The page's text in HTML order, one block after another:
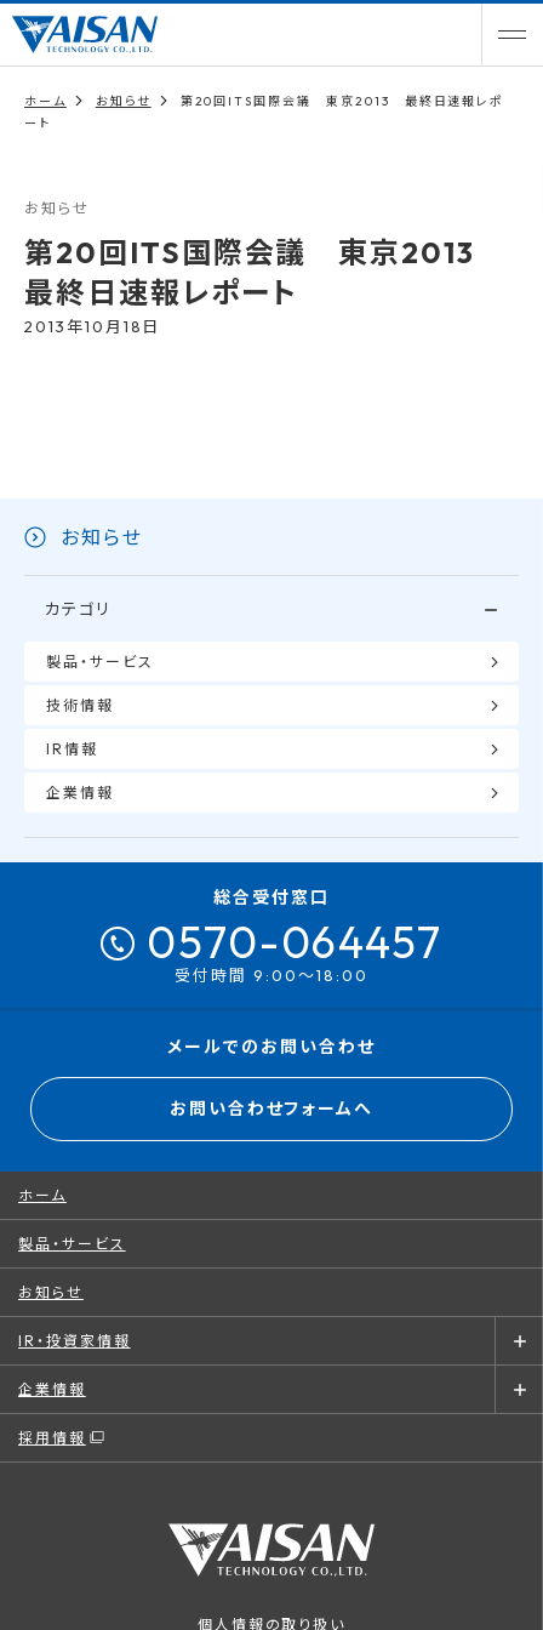
ホーム お知らせ
第20回ITS国際会議 東京2013 最終日速報レポ
ート
お知らせ
第20回ITS国際会議 東京2013
最終日速報レポート
2013年10月18日
お知らせ
カテゴリ
製品・サービス
技術情報
IR情報
企業情報
総合受付窓口
0570-064457
受付時間 9:00～18:00
メールでのお問い合わせ
お問い合わせフォームへ
ホーム
製品・サービス
お知らせ
IR・投資家情報
企業情報
採用情報
個人情報の取り扱い